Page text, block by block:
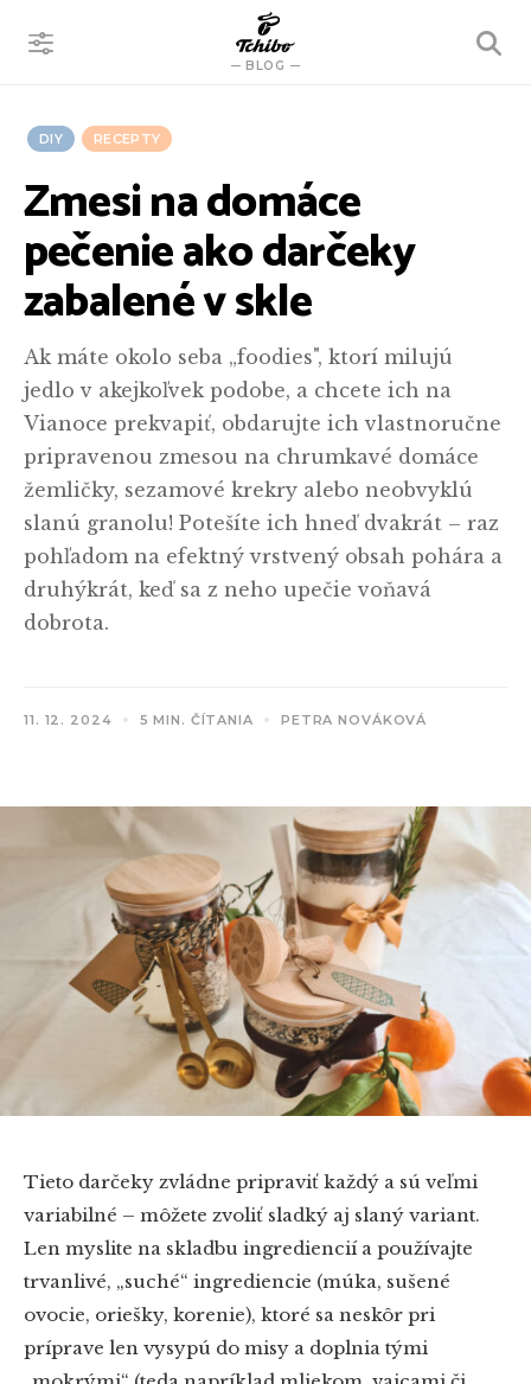
BLOG
VYHĽADÁVANIE
DIY RECEPTY
Zmesi na domáce
pečenie ako darčeky
zabalené v skle
Ak máte okolo seba „foodies", ktorí milujú
jedlo v akejkoľvek podobe, a chcete ich na
Vianoce prekvapiť, obdarujte ich vlastnoručne
pripravenou zmesou na chrumkavé domáce
žemličky, sezamové krekry alebo neobvyklú
slanú granolu! Potešíte ich hneď dvakrát – raz
pohľadom na efektný vrstvený obsah pohára a
druhýkrát, keď sa z neho upečie voňavá
dobrota.
11. 12. 2024 5 MIN. ČÍTANIA PETRA NOVÁKOVÁ
Tieto darčeky zvládne pripraviť každý a sú veľmi
variabilné – môžete zvoliť sladký aj slaný variant.
Len myslite na skladbu ingrediencií a používajte
trvanlivé, „suché“ ingrediencie (múka, sušené
ovocie, oriešky, korenie), ktoré sa neskôr pri
príprave len vysypú do misy a doplnia tými